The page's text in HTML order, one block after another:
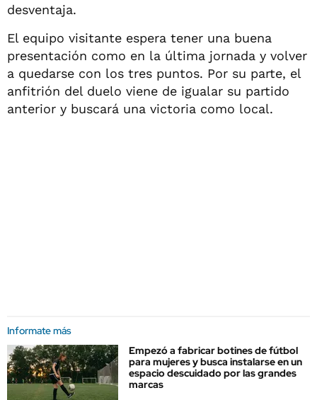
desventaja.
El equipo visitante espera tener una buena
presentación como en la última jornada y volver
a quedarse con los tres puntos. Por su parte, el
anfitrión del duelo viene de igualar su partido
anterior y buscará una victoria como local.
Informate más
Empezó a fabricar botines de fútbol
para mujeres y busca instalarse en un
espacio descuidado por las grandes
marcas